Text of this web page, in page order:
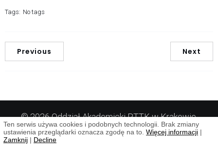
Tags: No tags
Previous Next
© 2026 Oddział Akademicki PTTK w Krakowie.
Created with
using WordPress andKubio
Ten serwis używa cookies i podobnych technologii. Brak zmiany
ustawienia przeglądarki oznacza zgodę na to. Więcej informacji |
Zamknij | Decline